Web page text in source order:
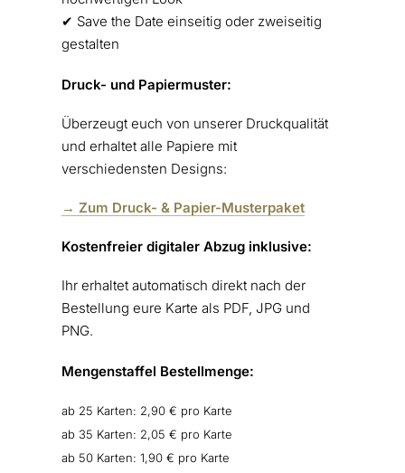
✔︎ Save the Date einseitig oder zweiseitig
gestalten
Druck- und Papiermuster:
Überzeugt euch von unserer Druckqualität
und erhaltet alle Papiere mit
verschiedensten Designs:
→ Zum Druck- & Papier-Musterpaket
Kostenfreier digitaler Abzug inklusive:
Ihr erhaltet automatisch direkt nach der
Bestellung eure Karte als PDF, JPG und
PNG.
Mengenstaffel Bestellmenge:
ab 25 Karten: 2,90 € pro Karte
ab 35 Karten: 2,05 € pro Karte
ab 50 Karten: 1,90 € pro Karte